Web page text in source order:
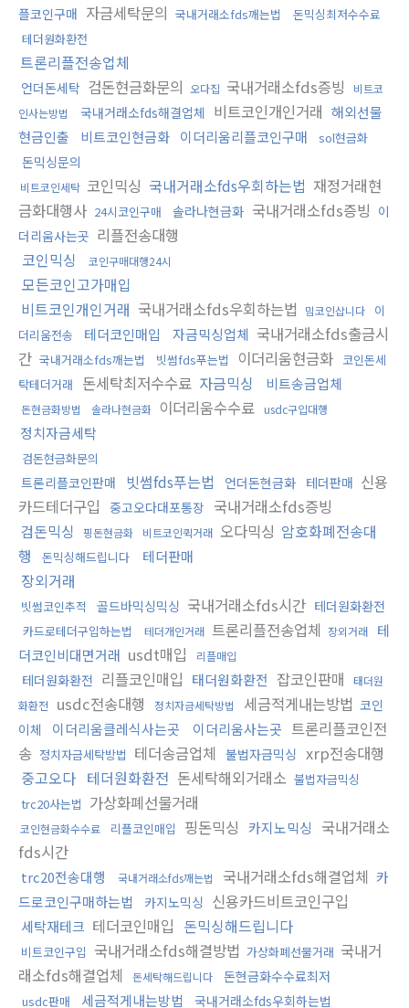
플코인구매 자금세탁문의 국내거래소fds깨는법
돈믹싱최저수수료
테더원화환전
트론리플전송업체
언더돈세탁 검돈현금화문의 오다집 국내거래소fds증빙
비트코
인사는방법
국내거래소fds해결업체 비트코인개인거래 해외선물
현금인출
비트코인현금화 이더리움리플코인구매 sol현금화
돈믹싱문의
비트코인세탁 코인믹싱 국내거래소fds우회하는법 재정거래현
금화대행사 24시코인구매 솔라나현금화 국내거래소fds증빙 이
더리움사는곳 리플전송대행
코인믹싱
코인구매대행24시
모든코인고가매입
비트코인개인거래 국내거래소fds우회하는법 밈코인삽니다
이
더리움전송
테더코인매입 자금믹싱업체 국내거래소fds출금시
간 국내거래소fds깨는법 빗썸fds푸는법 이더리움현금화 코인돈세
탁테더거래
돈세탁최저수수료 자금믹싱 비트송금업체
돈현금화방법 솔라나현금화 이더리움수수료 usdc구입대행
정치자금세탁
검돈현금화문의
트론리플코인판매 빗썸fds푸는법 언더돈현금화 테더판매 신용
카드테더구입 중고오다대포통장 국내거래소fds증빙
검돈믹싱
핑돈현금화 비트코인퀵거래 오다믹싱 암호화폐전송대
행
돈믹싱해드립니다 테더판매
장외거래
빗썸코인추적 골드바믹싱믹싱 국내거래소fds시간 테더원화환전
카드로테더구입하는법 테더개인거래 트론리플전송업체 장외거래
테
더코인비대면거래 usdt매입 리플매입
테더원화환전 리플코인매입 태더원화환전 잡코인판매
태더원
화환전 usdc전송대행 정치자금세탁방법 세금적게내는방법 코인
이체
이더리움클레식사는곳 이더리움사는곳 트론리플코인전
송 정치자금세탁방법 테더송금업체 불법자금믹싱 xrp전송대행
중고오다 테더원화환전 돈세탁해외거래소 불법자금믹싱
trc20사는법 가상화폐선물거래
코인현금화수수료 리플코인매입 핑돈믹싱 카지노믹싱
국내거래소
fds시간
trc20전송대행 국내거래소fds깨는법 국내거래소fds해결업체 카
드로코인구매하는법
카지노믹싱 신용카드비트코인구입
세탁재테크 테더코인매입 돈믹싱해드립니다
비트코인구입 국내거래소fds해결방법 가상화폐선물거래 국내거
래소fds해결업체
돈세탁해드립니다 돈현금화수수료최저
usdc판매 세금적게내는방법 국내거래소fds우회하는법